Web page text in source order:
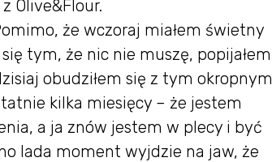
Olive&Flour.
że wczoraj miałem świetny
tym, że nic nie muszę, popijałem
obudziłem się z tym okropnym
kilka miesięcy – że jestem
a ja znów jestem w plecy i być
lada moment wyjdzie na jaw, że